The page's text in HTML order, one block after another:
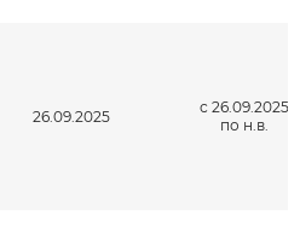
26.09.2025
с 26.09.2025
по н.в.